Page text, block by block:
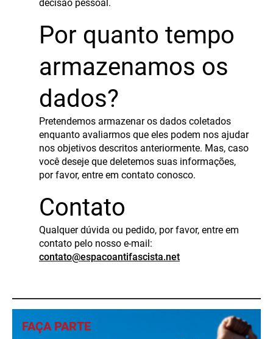
decisão pessoal.
Por quanto tempo
armazenamos os
dados?
Pretendemos armazenar os dados coletados
enquanto avaliarmos que eles podem nos ajudar
nos objetivos descritos anteriormente. Mas, caso
você deseje que deletemos suas informações,
por favor, entre em contato conosco.
Contato
Qualquer dúvida ou pedido, por favor, entre em
contato pelo nosso e-mail:
contato@espacoantifascista.net
FAÇA PARTE